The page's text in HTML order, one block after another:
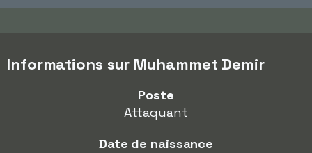
Informations sur Muhammet Demir
Poste
Attaquant
Date de naissance